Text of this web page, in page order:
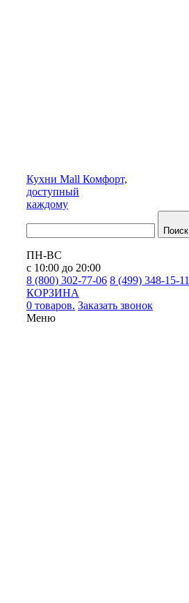
Кухни Mall Комфорт,
доступный
каждому
Поиск
ПН-ВС
с 10:00 до 20:00
8 (800) 302-77-06 8 (499) 348-15-11
КОРЗИНА
0 товаров. Заказать звонок
Меню